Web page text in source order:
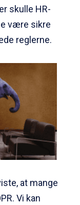
skulle HR-
være sikre
reglerne.
at mange
Vi kan